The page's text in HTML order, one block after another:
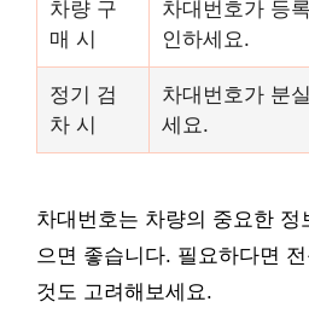
차량 구
매 시
차대번호가 등
인하세요.
정기 검
차 시
차대번호가 분
세요.
차대번호는 차량의 중요한 정
으면 좋습니다. 필요하다면
것도 고려해보세요.